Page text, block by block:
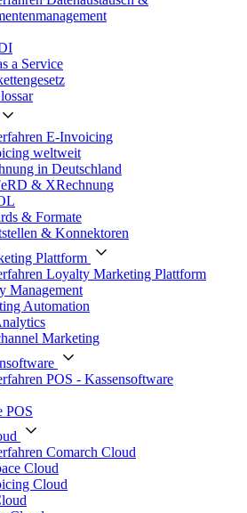
a Service
E-Invoicing
weltweit
in Deutschland
& XRechnung
& Formate
& Konnektoren
Plattform
Loyalty Marketing Plattform
Management
Automation
Marketing
POS - Kassensoftware
POS
Comarch Cloud
Cloud
Cloud